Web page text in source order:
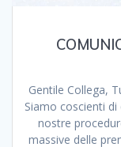
Gentile Collega,
Siamo coscienti
nostre
massive delle